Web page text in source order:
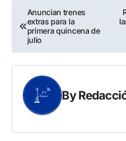
Navegación
de
entradas
Anuncian trenes
extras para la
primera quincena de
julio
By